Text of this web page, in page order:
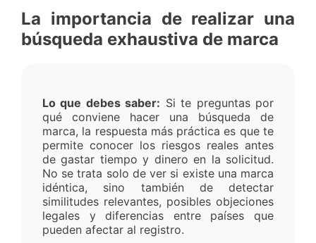
La importancia de realizar una
búsqueda exhaustiva de marca
Lo que debes saber: Si te preguntas por
qué conviene hacer una búsqueda de
marca, la respuesta más práctica es que te
permite conocer los riesgos reales antes
de gastar tiempo y dinero en la solicitud.
No se trata solo de ver si existe una marca
idéntica, sino también de detectar
similitudes relevantes, posibles objeciones
legales y diferencias entre países que
pueden afectar al registro.